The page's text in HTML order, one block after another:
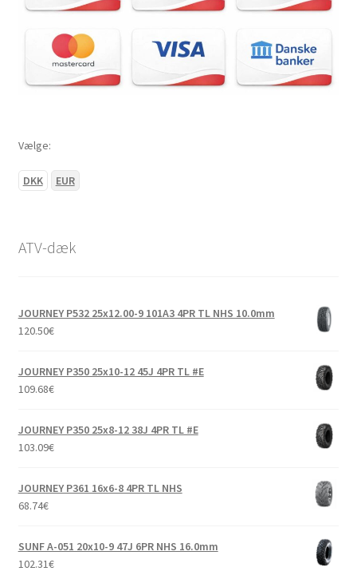
Vælge:
DKK EUR
ATV-dæk
JOURNEY P532 25x12.00-9 101A3 4PR TL NHS 10.0mm
120.50€
JOURNEY P350 25x10-12 45J 4PR TL #E
109.68€
JOURNEY P350 25x8-12 38J 4PR TL #E
103.09€
JOURNEY P361 16x6-8 4PR TL NHS
68.74€
SUNF A-051 20x10-9 47J 6PR NHS 16.0mm
102.31€